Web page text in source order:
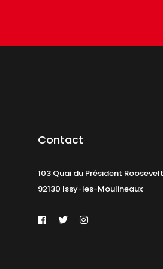
Contact
103 Quai du Président Roosevelt
92130 Issy-les-Moulineaux